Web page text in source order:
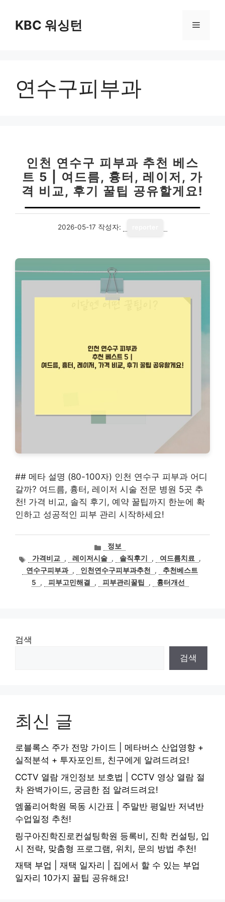
KBC 워싱턴 메
연수구피부과
인천 연수구 피부과 추천 베스
트 5 | 여드름, 흉터, 레이저, 가
격 비교, 후기 꿀팁 공유할게요!
2026-05-17 작성자:
## 메타 설명 (80-100자) 인천 연수구 피부과 어디
갈까? 여드름, 흉터, 레이저 시술 전문 병원 5곳 추
천! 가격 비교, 솔직 후기, 예약 꿀팁까지 한눈에 확
인하고 성공적인 피부 관리 시작하세요!
카
테
고
리
정보
태
그
가격비교 , 레이저시술 , 솔직후기 , 여드름치료
,
연수구피부과 , 인천연수구피부과추천 ,
추천베스트
5
, 피부고민해결 , 피부관리꿀팁 , 흉터개선
검색
검색
최신 글
로블록스 주가 전망 가이드 | 메타버스 산업영향 +
실적분석 + 투자포인트, 친구에게 알려드려요!
CCTV 열람 개인정보 보호법 | CCTV 영상 열람 절
차 완벽가이드, 궁금한 점 알려드려요!
엠폴리어학원 목동 시간표 | 주말반 평일반 저녁반
수업일정 추천!
링구아진학진로컨설팅학원 등록비, 진학 컨설팅, 입
시 전략, 맞춤형 프로그램, 위치, 문의 방법 추천!
재택 부업 | 재택 일자리 | 집에서 할 수 있는 부업
일자리 10가지 꿀팁 공유해요!